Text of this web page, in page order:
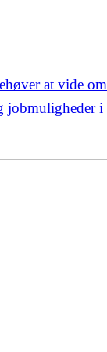
at vide
jobmuligheder i